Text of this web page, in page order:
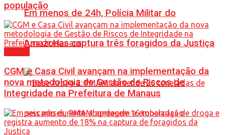
Em menos de 24h, Polícia Militar do
Amazonas captura três foragidos da Justiça
população
CGM e Casa Civil avançam na implementação da
nova metodologia de Gestão de Riscos de
Integridade na Prefeitura de Manaus